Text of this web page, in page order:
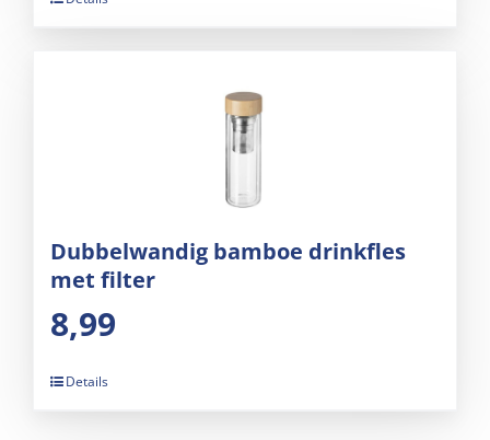
Dubbelwandig bamboe drinkfles
met filter
8,99
Details